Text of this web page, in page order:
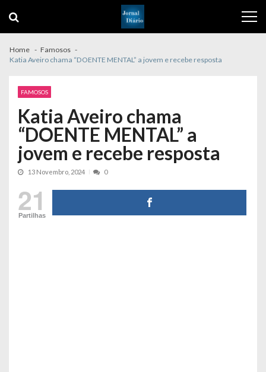
navigation
content
Home
Famosos
Katia Aveiro chama “DOENTE MENTAL” a jovem e recebe resposta
FAMOSOS
Katia Aveiro chama
“DOENTE MENTAL” a
jovem e recebe resposta
13 Novembro, 2024 0
21
Partilhas